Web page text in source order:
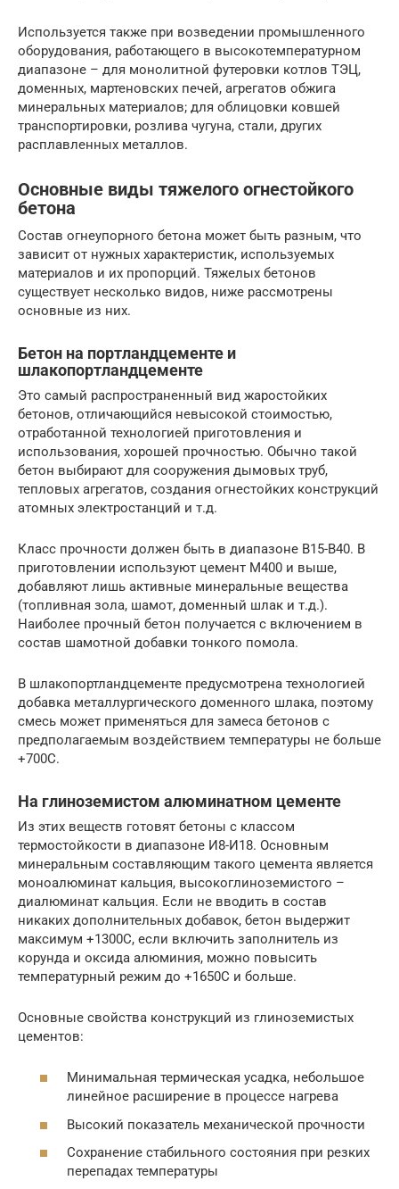
Используется также при возведении промышленного
оборудования, работающего в высокотемпературном
диапазоне – для монолитной футеровки котлов ТЭЦ,
доменных, мартеновских печей, агрегатов обжига
минеральных материалов; для облицовки ковшей
транспортировки, розлива чугуна, стали, других
расплавленных металлов.
Основные виды тяжелого огнестойкого
бетона
Состав огнеупорного бетона может быть разным, что
зависит от нужных характеристик, используемых
материалов и их пропорций. Тяжелых бетонов
существует несколько видов, ниже рассмотрены
основные из них.
Бетон на портландцементе и
шлакопортландцементе
Это самый распространенный вид жаростойких
бетонов, отличающийся невысокой стоимостью,
отработанной технологией приготовления и
использования, хорошей прочностью. Обычно такой
бетон выбирают для сооружения дымовых труб,
тепловых агрегатов, создания огнестойких конструкций
атомных электростанций и т.д.
Класс прочности должен быть в диапазоне В15-В40. В
приготовлении используют цемент М400 и выше,
добавляют лишь активные минеральные вещества
(топливная зола, шамот, доменный шлак и т.д.).
Наиболее прочный бетон получается с включением в
состав шамотной добавки тонкого помола.
В шлакопортландцементе предусмотрена технологией
добавка металлургического доменного шлака, поэтому
смесь может применяться для замеса бетонов с
предполагаемым воздействием температуры не больше
+700С.
На глиноземистом алюминатном цементе
Из этих веществ готовят бетоны с классом
термостойкости в диапазоне И8-И18. Основным
минеральным составляющим такого цемента является
моноалюминат кальция, высокоглиноземистого –
диалюминат кальция. Если не вводить в состав
никаких дополнительных добавок, бетон выдержит
максимум +1300С, если включить заполнитель из
корунда и оксида алюминия, можно повысить
температурный режим до +1650С и больше.
Основные свойства конструкций из глиноземистых
цементов:
Минимальная термическая усадка, небольшое
линейное расширение в процессе нагрева
Высокий показатель механической прочности
Сохранение стабильного состояния при резких
перепадах температуры